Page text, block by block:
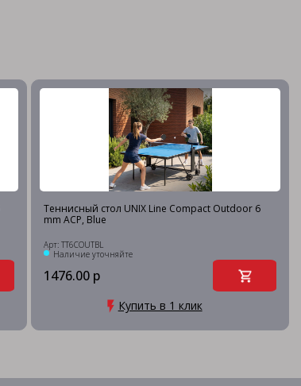
Теннисный стол UNIX Line Compact Outdoor 6
mm ACP, Blue
Арт: TT6COUTBL
Наличие уточняйте
1476.00 р
Купить в 1 клик